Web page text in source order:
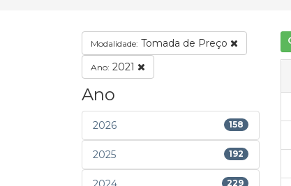
Modalidade: Tomada de Preço
Ano: 2021
Ano
2026 158
2025 192
229